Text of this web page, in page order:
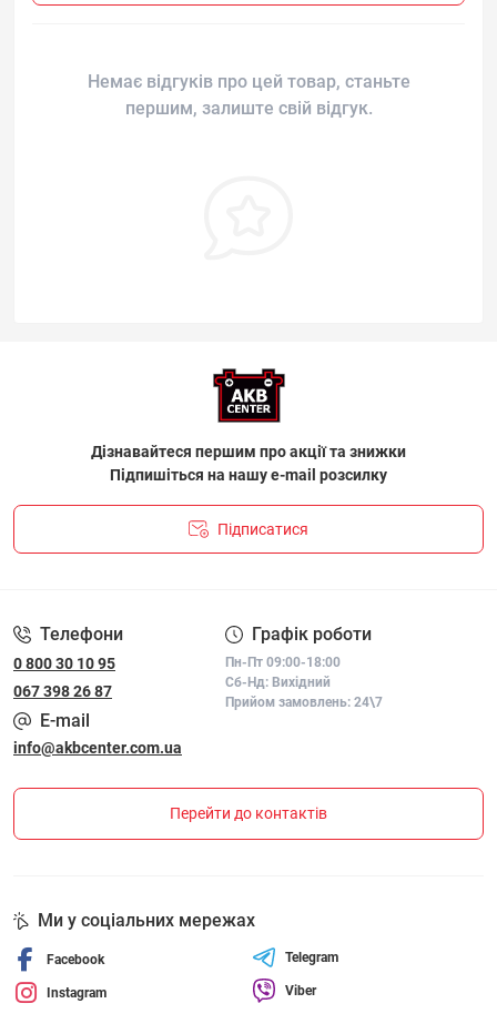
Немає відгуків про цей товар, станьте
першим, залиште свій відгук.
Дізнавайтеся першим про акції та знижки
Підпишіться на нашу e-mail розсилку
Підписатися
Телефони
0 800 30 10 95
067 398 26 87
Графік роботи
Пн-Пт 09:00-18:00
Сб-Нд: Вихідний
Прийом замовлень: 24\7
E-mail
info@akbcenter.com.ua
Перейти до контактів
Ми у соціальних мережах
Facebook
Instagram
Telegram
Viber